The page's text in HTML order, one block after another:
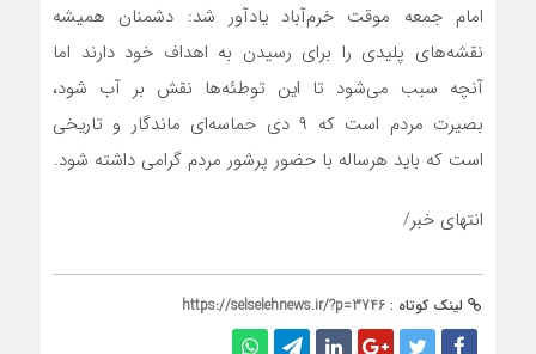
امام جمعه موقت خرم‌آباد یادآور شد: دشمنان همیشه
نقشه‌های پلیدی را برای رسیدن به اهداف خود دارند اما
آنچه سبب می‌شود تا این توطئه‌ها نقش بر آب شود،
بصیرت مردم است که ۹ دی حماسه‌ای ماندگار و تاریخی
است که باید هرساله با حضور پرشور مردم گرامی داشته شود.
انتهای خبر/
لینک کوتاه : https://selselehnews.ir/?p=3746